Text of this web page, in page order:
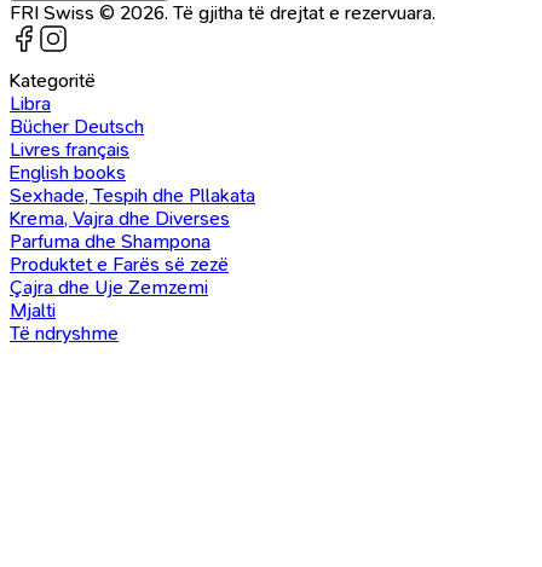
FRI Swiss © 2026. Të gjitha të drejtat e rezervuara.
Kategoritë
Libra
Bücher Deutsch
Livres français
English books
Sexhade, Tespih dhe Pllakata
Krema, Vajra dhe Diverses
Parfuma dhe Shampona
Produktet e Farës së zezë
Çajra dhe Uje Zemzemi
Mjalti
Të ndryshme